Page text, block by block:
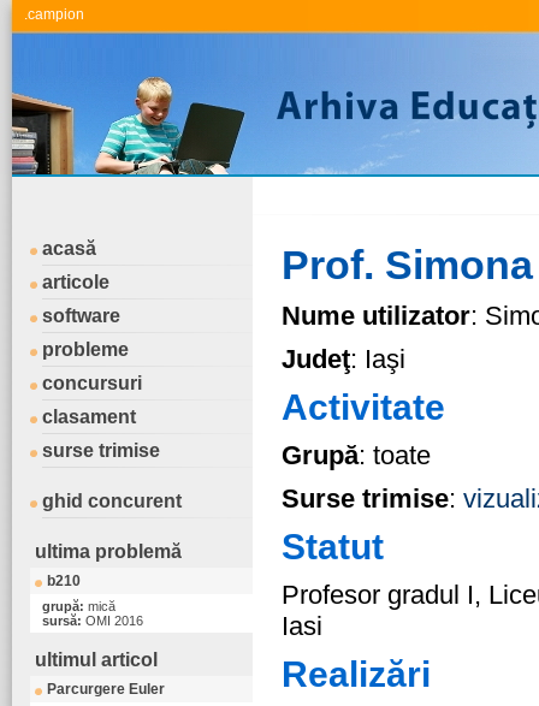
.campion
acasă
articole
software
probleme
concursuri
clasament
surse trimise
ghid concurent
ultima problemă
b210
grupă: mică
sursă: OMI 2016
ultimul articol
Parcurgere Euler
Prof.
Nume utilizator:
Judeţ: Iaşi
Activitate
Grupă: toate
Surse trimise:
Statut
Profesor gradul I,
Iasi
Realizări